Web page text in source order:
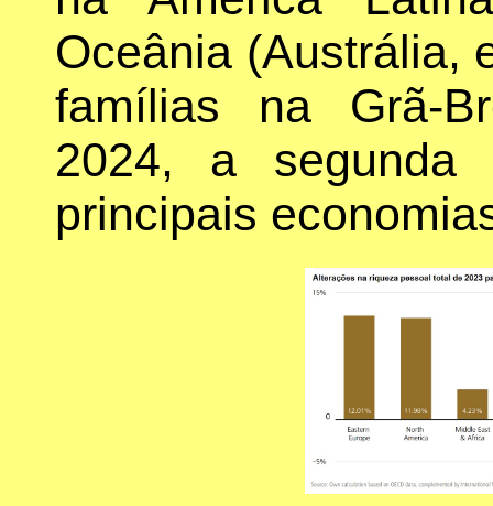
Oceânia (Austrália,
famílias na Grã-
2024, a segunda
principais